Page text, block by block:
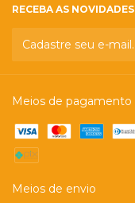
RECEBA AS NOVIDADES
Meios de pagamento
Meios de envio